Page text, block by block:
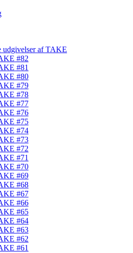
udgivelser af TAKE
#82
#81
#80
#79
#78
#77
#76
#75
#74
#73
#72
#71
#70
#69
#68
#67
#66
#65
#64
#63
#62
#61